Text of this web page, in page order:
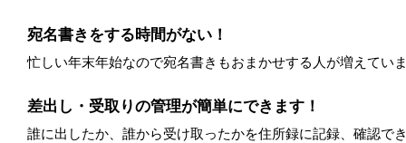
宛名書きをする時間がない！
忙しい年末年始なので宛名書きもおまかせする人が増えてい
差出し・受取りの管理が簡単にできます！
誰に出したか、誰から受け取ったかを住所録に記録、確認で